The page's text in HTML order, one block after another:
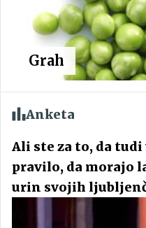
Grah
Anketa
Ali ste za to, da
pravilo, da morajo
urin svojih